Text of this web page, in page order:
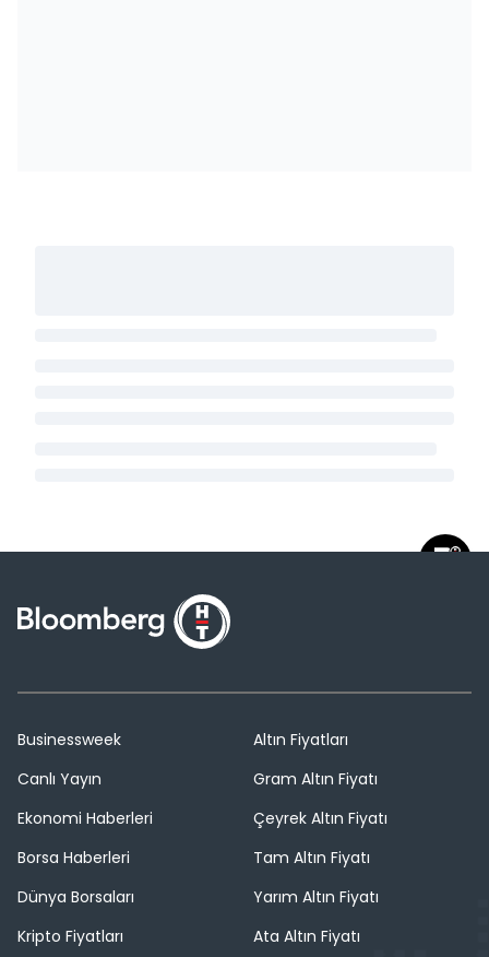
Businessweek
Canlı Yayın
Ekonomi Haberleri
Borsa Haberleri
Dünya Borsaları
Kripto Fiyatları
Altın Fiyatları
Gram Altın Fiyatı
Çeyrek Altın Fiyatı
Tam Altın Fiyatı
Yarım Altın Fiyatı
Ata Altın Fiyatı